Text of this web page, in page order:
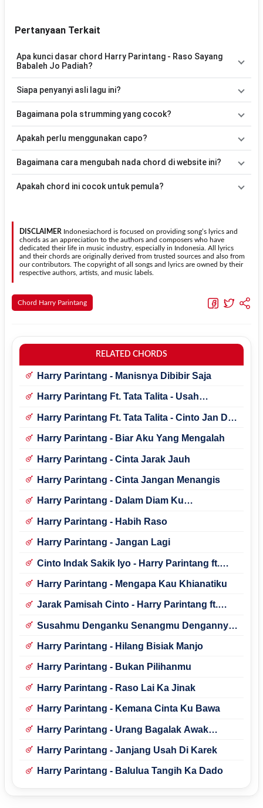
Pertanyaan Terkait
Apa kunci dasar chord Harry Parintang - Raso Sayang
Babaleh Jo Padiah?
yaituC, F, Dm, G, Am . Versi chord ini telah disederhanakan
ingin belajar memainkan lagu ini.
Siapa penyanyi asli lagu ini?
dibawakan olehHarry Parintang. Pada halaman ini tersedia versi
Bagaimana pola strumming yang cocok?
acuan, kamu dapat menggunakan pola
laguRaso Sayang Babaleh Jo Padiah.
Apakah perlu menggunakan capo?
kunci dasarC. Jika ingin mengikuti nada asli penyanyi, kamu dapat
kebutuhan.
Bagaimana cara mengubah nada chord di website ini?
Transpose (bawah)untuk menurunkan nada. Seluruh chord akan
Apakah chord ini cocok untuk pemula?
lebih mudah dipelajari oleh pemula tanpa menghilangkan struktur
dasar lagu.
DISCLAIMER Indonesiachord is focused on providing song’s lyrics and
chords as an appreciation to the authors and composers who have
dedicated their life in music industry, especially in Indonesia. All lyrics
and their chords are originally derived from trusted sources and also from
our contributors. The copyright of all songs and lyrics are owned by their
respective authors, artists, and music labels.
Chord Harry Parintang
RELATED CHORDS
Harry Parintang - Manisnya Dibibir Saja
Harry Parintang Ft. Tata Talita - Usah
Harry Parintang Ft. Tata Talita - Cinto Jan Di
Harry Parintang - Biar Aku Yang Mengalah
Harry Parintang - Cinta Jarak Jauh
Harry Parintang - Cinta Jangan Menangis
Harry Parintang - Dalam Diam Ku
Harry Parintang - Habih Raso
Harry Parintang - Jangan Lagi
Cinto Indak Sakik Iyo - Harry Parintang ft.
Harry Parintang - Mengapa Kau Khianatiku
Jarak Pamisah Cinto - Harry Parintang ft.
Susahmu Denganku Senangmu Dengannya
Harry Parintang - Hilang Bisiak Manjo
Harry Parintang - Bukan Pilihanmu
Harry Parintang - Raso Lai Ka Jinak
Harry Parintang - Kemana Cinta Ku Bawa
Harry Parintang - Urang Bagalak Awak
Harry Parintang - Janjang Usah Di Karek
Harry Parintang - Balulua Tangih Ka Dado